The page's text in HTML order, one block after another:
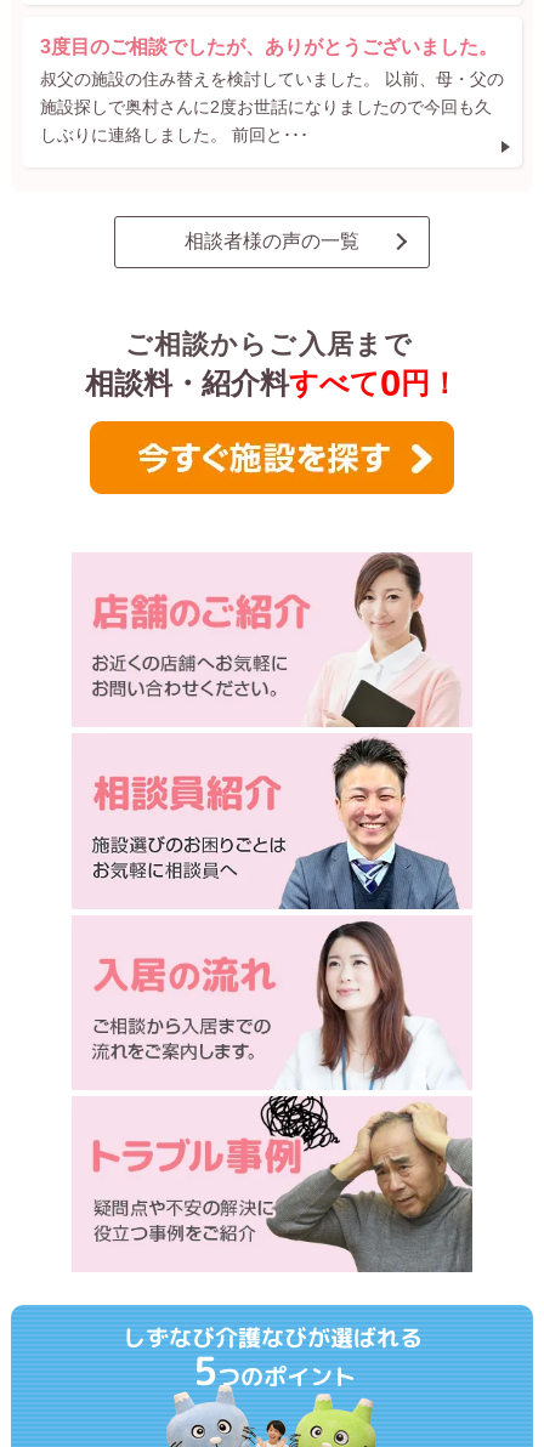
3度目のご相談でしたが、ありがとうございました。
叔父の施設の住み替えを検討していました。 以前、母・父の
施設探しで奥村さんに2度お世話になりましたので今回も久
しぶりに連絡しました。 前回と･･･
相談者様の声の一覧
ご相談からご入居まで
相談料・紹介料すべて0 円！
しずなび介護なびが選ばれる
5つのポイント